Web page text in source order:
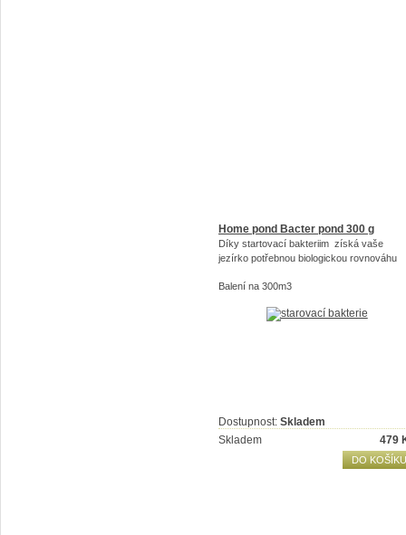
Home pond Bacter pond 300 g
Díky startovací bakteriim získá vaše
jezírko potřebnou biologickou rovnováhu
Balení na 300m3
Dostupnost: Skladem
Skladem
479
DO KOŠÍKU